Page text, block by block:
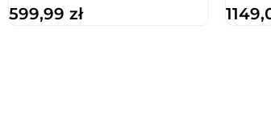
599,99 zł